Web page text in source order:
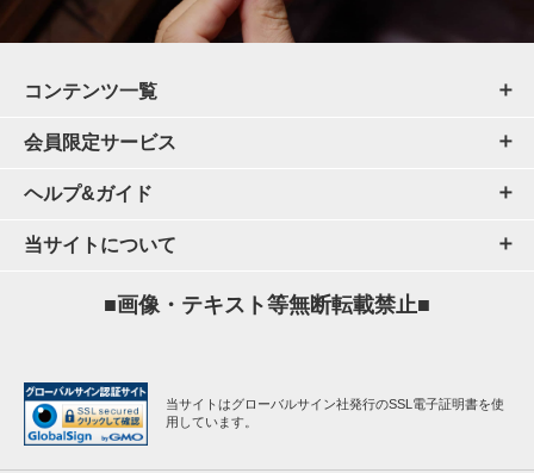
コンテンツ一覧
会員限定サービス
ヘルプ&ガイド
当サイトについて
■画像・テキスト等無断転載禁止■
当サイトはグローバルサイン社発行のSSL電子証明書を使
用しています。